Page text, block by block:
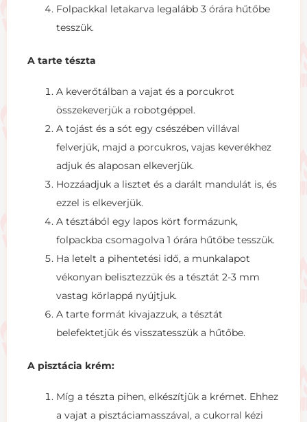
Folpackkal letakarva legalább 3 órára hűtőbe
tesszük.
A tarte tészta
A keverőtálban a vajat és a porcukrot
összekeverjük a robotgéppel.
A tojást és a sót egy csészében villával
felverjük, majd a porcukros, vajas keverékhez
adjuk és alaposan elkeverjük.
Hozzáadjuk a lisztet és a darált mandulát is, és
ezzel is elkeverjük.
A tésztából egy lapos kört formázunk,
folpackba csomagolva 1 órára hűtőbe tesszük.
Ha letelt a pihentetési idő, a munkalapot
vékonyan belisztezzük és a tésztát 2-3 mm
vastag körlappá nyújtjuk.
A tarte formát kivajazzuk, a tésztát
belefektetjük és visszatesszük a hűtőbe.
A pisztácia krém:
Míg a tészta pihen, elkészítjük a krémet. Ehhez
a vajat a pisztáciamasszával, a cukorral kézi